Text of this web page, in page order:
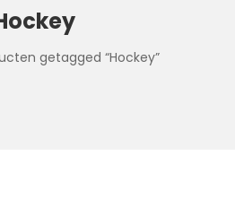
getagged “Hockey”